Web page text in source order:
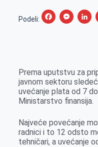
Podeli:
F
b
o
o
M
e
n
g
r
L
e
d
I
Prema uputstvu za
javnom sektoru
uvećanje plata od 7
Ministarstvo finansija.
Najveće povećanje
radnici i to 12 odsto
tehničari, a uvećanje